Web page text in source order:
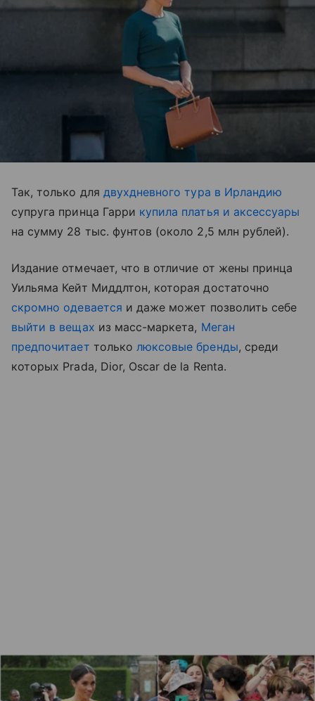
Так, только для двухдневного тура в Ирландию
супруга принца Гарри купила платья и аксессуары
на сумму 28 тыс. фунтов (около 2,5 млн рублей).
Издание отмечает, что в отличие от жены принца
Уильяма Кейт Миддлтон, которая достаточно
скромно одевается и даже может позволить себе
выйти в вещах из масс-маркета, Меган
предпочитает только люксовые бренды, среди
которых Prada, Dior, Oscar de la Renta.